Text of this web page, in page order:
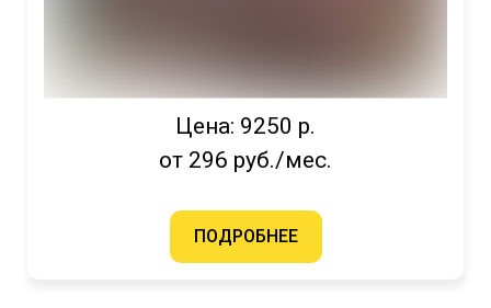
Цена: 9250 р.
от 296 руб./мес.
ПОДРОБНЕЕ